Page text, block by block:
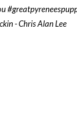
- Chris Alan Lee